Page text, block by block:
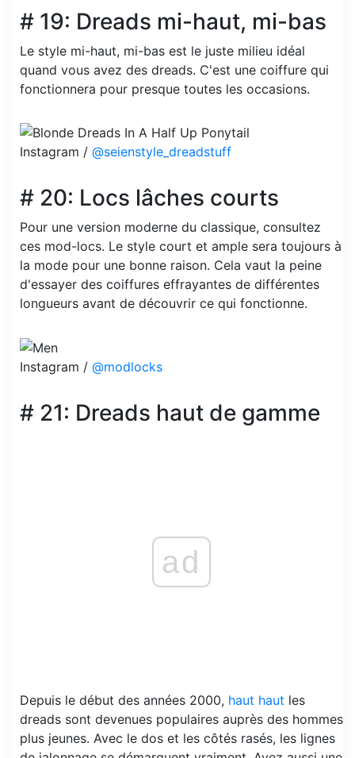
# 19: Dreads mi-haut, mi-bas
Le style mi-haut, mi-bas est le juste milieu idéal
quand vous avez des dreads. C'est une coiffure qui
fonctionnera pour presque toutes les occasions.
Instagram / @seienstyle_dreadstuff
# 20: Locs lâches courts
Pour une version moderne du classique, consultez
ces mod-locs. Le style court et ample sera toujours à
la mode pour une bonne raison. Cela vaut la peine
d'essayer des coiffures effrayantes de différentes
longueurs avant de découvrir ce qui fonctionne.
Instagram / @modlocks
# 21: Dreads haut de gamme
ad
Depuis le début des années 2000, haut haut les
dreads sont devenues populaires auprès des hommes
plus jeunes. Avec le dos et les côtés rasés, les lignes